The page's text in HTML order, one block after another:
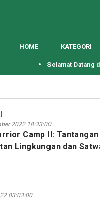
HOME KATEGORI
Selamat Datang di
2022 18:33:00
Camp II:
Lingkungan dan
03:03:00